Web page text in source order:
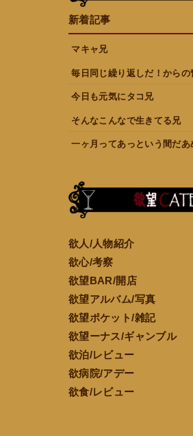
新着記事
マキャ兄
毎日同じ繰り返しだ！からの
今日も元気にタコ兄
そんなこんなで生きてる兄
一ヶ月ってあっという間だ
欲人/人物紹介
欲心/考察
欲望BAR/開店
欲望アルバム/写真
欲望ポケット/雑記
欲望ーナス/ギャンブル
欲泊/レビュー
欲病院/アデー
欲食/レビュー